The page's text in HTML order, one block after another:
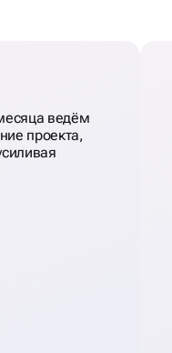
ведём
проекта,